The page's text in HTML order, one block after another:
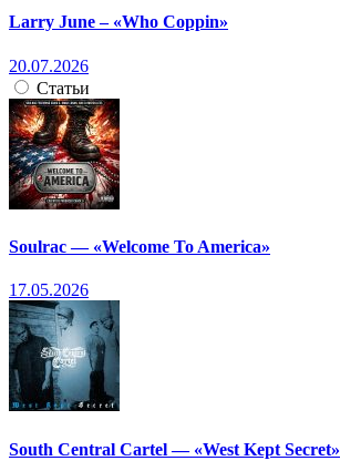
Larry June – «Who Coppin»
20.07.2026
Статьи
Soulrac — «Welcome To America»
17.05.2026
South Central Cartel — «West Kept Secret»